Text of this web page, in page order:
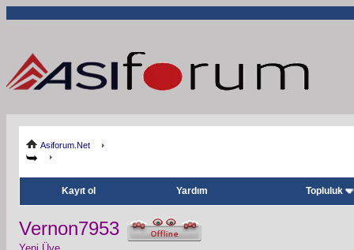
Asiforum.Net
Kayıt ol Yardım Topluluk
Vernon7953